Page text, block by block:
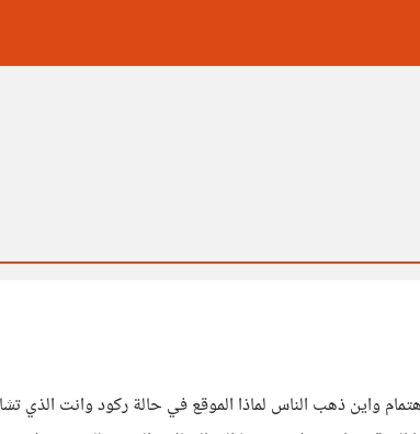
للاهتمام واين ذهب الناس لماذا الموقع في حالة ركود